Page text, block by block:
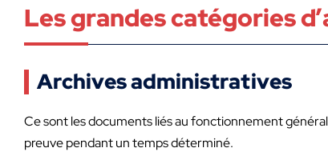
Les grandes catégories
Archives administratives
Ce sont les documents liés au fonctionnement
preuve pendant un temps déterminé.